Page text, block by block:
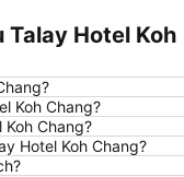
Hotel Koh
Koh Chang?
Chang?
Hotel Koh Chang?